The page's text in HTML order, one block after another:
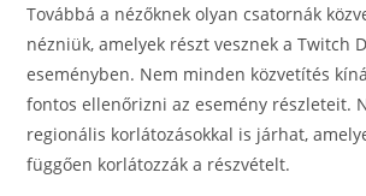
Továbbá a nézőknek olyan csatornák
nézniük, amelyek részt vesznek a Twitch
eseményben. Nem minden közvetítés
fontos ellenőrizni az esemény részleteit.
regionális korlátozásokkal is járhat,
függően korlátozzák a részvételt.